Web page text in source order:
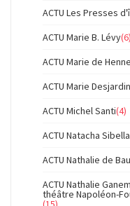
ACTU Les Presses
ACTU Marie B. Lévy(6)
ACTU Marie de
ACTU Marie
ACTU Michel Santi(4)
ACTU Natacha
ACTU Nathalie de
ACTU Nathalie
théâtre Napoléon-